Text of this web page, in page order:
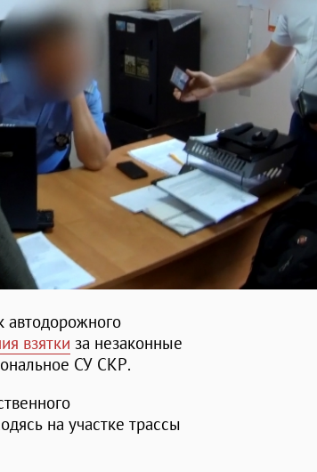
автодорожного
взятки за незаконные
СУ СКР.
на участке трассы